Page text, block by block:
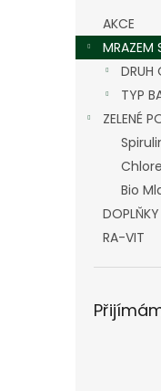
a
n
AKCE
MRAZEM
DRUH
TYP
ZELENÉ
Bio
RA-VIT